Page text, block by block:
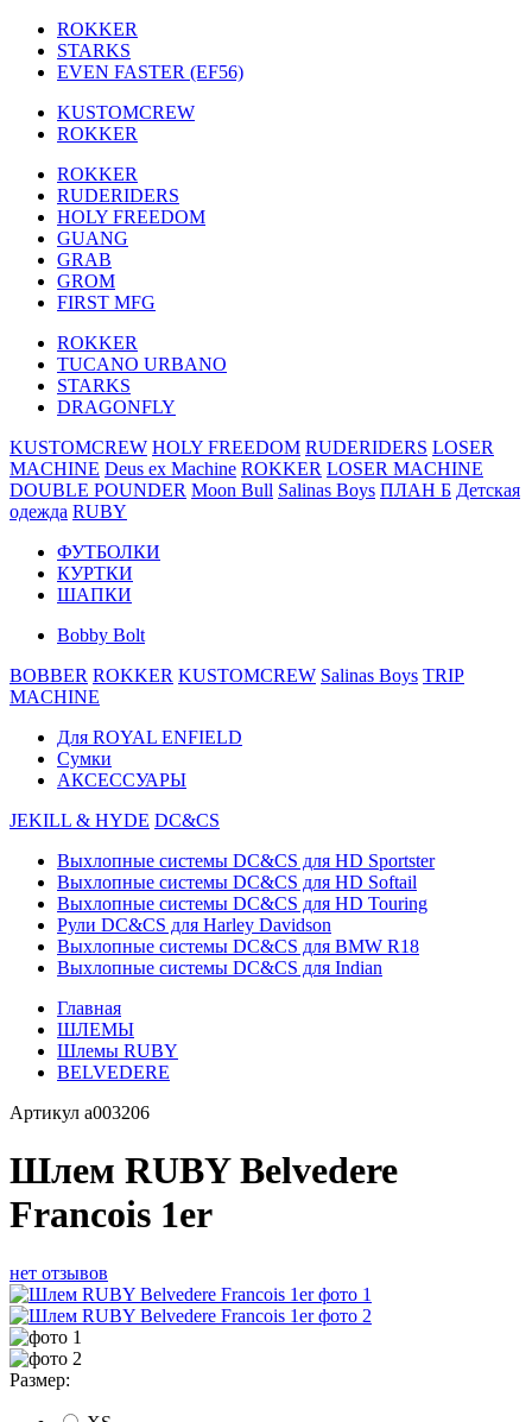
ROKKER
STARKS
EVEN FASTER (EF56)
KUSTOMCREW
ROKKER
ROKKER
RUDERIDERS
HOLY FREEDOM
GUANG
GRAB
GROM
FIRST MFG
ROKKER
TUCANO URBANO
STARKS
DRAGONFLY
KUSTOMCREW HOLY FREEDOM RUDERIDERS LOSER
MACHINE Deus ex Machine ROKKER LOSER MACHINE
DOUBLE POUNDER Moon Bull Salinas Boys ПЛАН Б Детская
одежда RUBY
ФУТБОЛКИ
КУРТКИ
ШАПКИ
Bobby Bolt
BOBBER ROKKER KUSTOMCREW Salinas Boys TRIP
MACHINE
Для ROYAL ENFIELD
Сумки
АКСЕССУАРЫ
JEKILL & HYDE DC&CS
Выхлопные системы DC&CS для HD Sportster
Выхлопные системы DC&CS для HD Softail
Выхлопные системы DC&CS для HD Touring
Рули DC&CS для Harley Davidson
Выхлопные системы DC&CS для BMW R18
Выхлопные системы DC&CS для Indian
Главная
ШЛЕМЫ
Шлемы RUBY
BELVEDERE
Артикул a003206
Шлем RUBY Belvedere
Franсois 1er
нет отзывов
Размер: